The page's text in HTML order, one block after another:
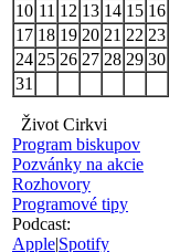
10 11 12 13 14 15 16
17 18 19 20 21 22 23
24 25 26 27 28 29 30
31
Život Cirkvi
Program biskupov
Pozvánky na akcie
Rozhovory
Programové tipy
Podcast:
Apple|Spotify